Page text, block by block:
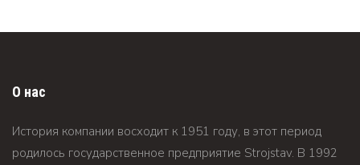
О нас
История компании восходит к 1951 году, в этот период
родилось государственное предприятие Strojstav. В 1992